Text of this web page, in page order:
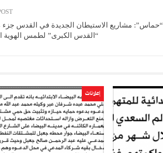
“حماس”: مشاريع الاستيطان الجديدة في القدس
“القدس الكبرى” لطمس الهوية
إعلانات